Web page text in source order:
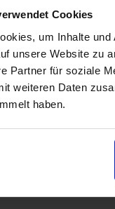
Cookies
um Inhalte
unsere Website zu
Partner für soziale
weiteren Daten
haben.
von WC-
Gewindebolzen
Abfluss und
Durchdringungen